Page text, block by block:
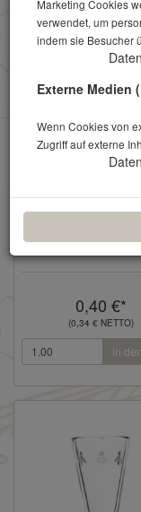
Weinglas
vintage
0,40 €*
(0,34 € NETTO)
in
Marketing Cookies
verwendet, um
indem sie Besucher
Externe Medien
Wenn Cookies von
Zugriff auf externe